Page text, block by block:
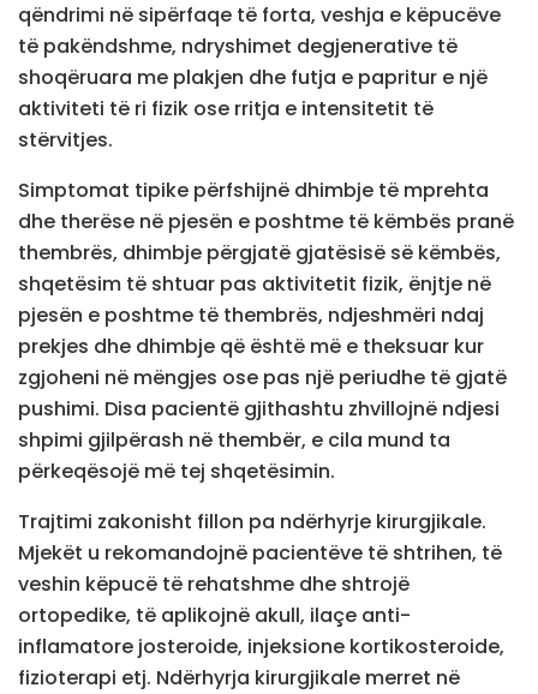
qëndrimi në sipërfaqe të forta, veshja e këpucëve
të pakëndshme, ndryshimet degjenerative të
shoqëruara me plakjen dhe futja e papritur e një
aktiviteti të ri fizik ose rritja e intensitetit të
stërvitjes.
Simptomat tipike përfshijnë dhimbje të mprehta
dhe therëse në pjesën e poshtme të këmbës pranë
thembrës, dhimbje përgjatë gjatësisë së këmbës,
shqetësim të shtuar pas aktivitetit fizik, ënjtje në
pjesën e poshtme të thembrës, ndjeshmëri ndaj
prekjes dhe dhimbje që është më e theksuar kur
zgjoheni në mëngjes ose pas një periudhe të gjatë
pushimi. Disa pacientë gjithashtu zhvillojnë ndjesi
shpimi gjilpërash në thembër, e cila mund ta
përkeqësojë më tej shqetësimin.
Trajtimi zakonisht fillon pa ndërhyrje kirurgjikale.
Mjekët u rekomandojnë pacientëve të shtrihen, të
veshin këpucë të rehatshme dhe shtrojë
ortopedike, të aplikojnë akull, ilaçe anti-
inflamatore josteroide, injeksione kortikosteroide,
fizioterapi etj. Ndërhyrja kirurgjikale merret në